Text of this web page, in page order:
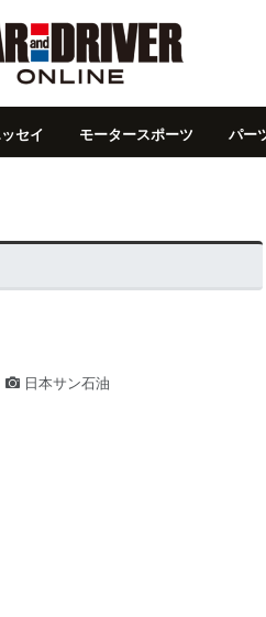
セイ モータースポーツ パー
日本サン石油